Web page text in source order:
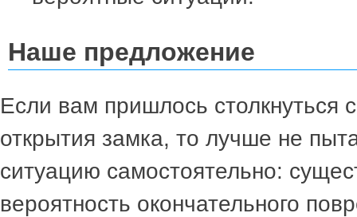
Наше предложение
Если вам пришлось столкнуться
открытия замка, то лучше не
ситуацию самостоятельно:
вероятность окончательного